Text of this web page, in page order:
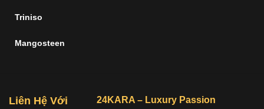
Triniso
Mangosteen
Liên Hệ Với
24KARA – Luxury Passion